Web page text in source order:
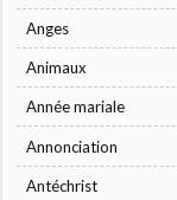
Anges
Animaux
Année mariale
Annonciation
Antéchrist